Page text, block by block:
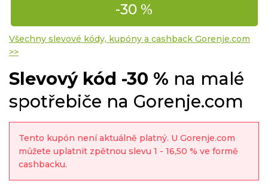
Jak to funguje
Časté dotazy
Kontakt
-30 %
Všechny slevové kódy, kupóny a cashback Gorenje.com
>>
Slevový kód -30 % na malé
spotřebiče na Gorenje.com
Tento kupón není aktuálně platný. U Gorenje.com
můžete uplatnit zpětnou slevu 1 - 16,50 % ve formě
cashbacku.